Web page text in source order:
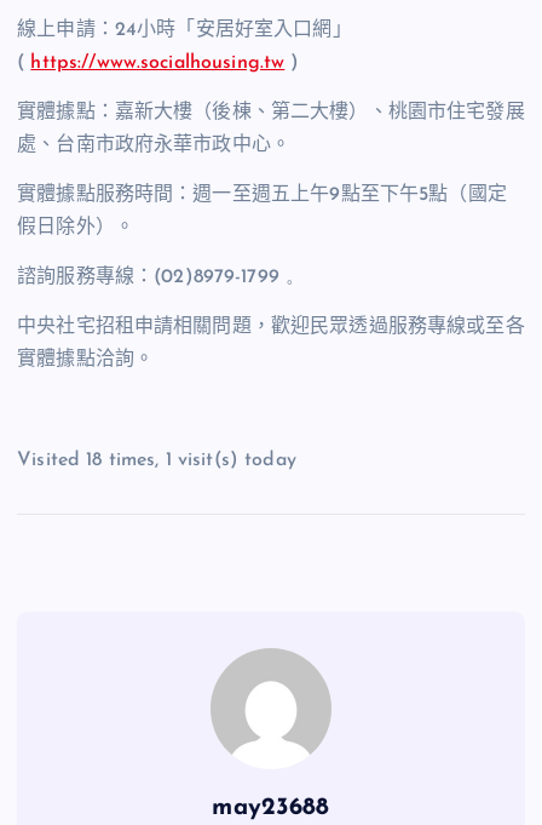
線上申請： 24小時「安居好室入口網」
( https://www.socialhousing.tw )
實體據點：嘉新大樓（後棟、第二大樓）、桃園市住宅發展
處、台南市政府永華市政中心。
實體據點服務時間：週一至週五上午9點至下午5點（國定
假日除外）。
諮詢服務專線： (02)8979-1799 。
中央社宅招租申請相關問題，歡迎民眾透過服務專線或至各
實體據點洽詢。
Visited 18 times, 1 visit(s) today
may23688